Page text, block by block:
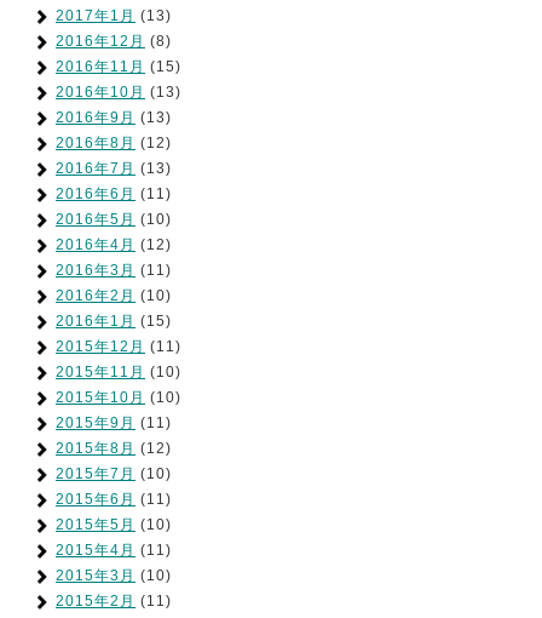
2017年1月 (13)
2016年12月 (8)
2016年11月 (15)
2016年10月 (13)
2016年9月 (13)
2016年8月 (12)
2016年7月 (13)
2016年6月 (11)
2016年5月 (10)
2016年4月 (12)
2016年3月 (11)
2016年2月 (10)
2016年1月 (15)
2015年12月 (11)
2015年11月 (10)
2015年10月 (10)
2015年9月 (11)
2015年8月 (12)
2015年7月 (10)
2015年6月 (11)
2015年5月 (10)
2015年4月 (11)
2015年3月 (10)
2015年2月 (11)